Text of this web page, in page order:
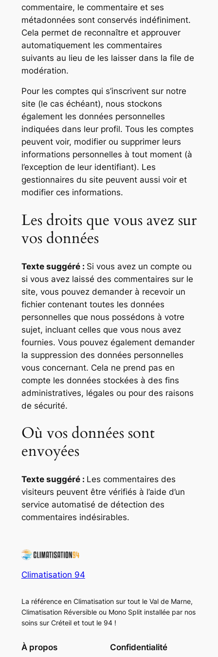
commentaire, le commentaire et ses
métadonnées sont conservés indéfiniment.
Cela permet de reconnaître et approuver
automatiquement les commentaires
suivants au lieu de les laisser dans la file de
modération.
Pour les comptes qui s’inscrivent sur notre
site (le cas échéant), nous stockons
également les données personnelles
indiquées dans leur profil. Tous les comptes
peuvent voir, modifier ou supprimer leurs
informations personnelles à tout moment (à
l’exception de leur identifiant). Les
gestionnaires du site peuvent aussi voir et
modifier ces informations.
Les droits que vous avez sur
vos données
Texte suggéré : Si vous avez un compte ou
si vous avez laissé des commentaires sur le
site, vous pouvez demander à recevoir un
fichier contenant toutes les données
personnelles que nous possédons à votre
sujet, incluant celles que vous nous avez
fournies. Vous pouvez également demander
la suppression des données personnelles
vous concernant. Cela ne prend pas en
compte les données stockées à des fins
administratives, légales ou pour des raisons
de sécurité.
Où vos données sont
envoyées
Texte suggéré : Les commentaires des
visiteurs peuvent être vérifiés à l’aide d’un
service automatisé de détection des
commentaires indésirables.
Climatisation 94
La référence en Climatisation sur tout le Val de Marne,
Climatisation Réversible ou Mono Split installée par nos
soins sur Créteil et tout le 94 !
À propos Confidentialité